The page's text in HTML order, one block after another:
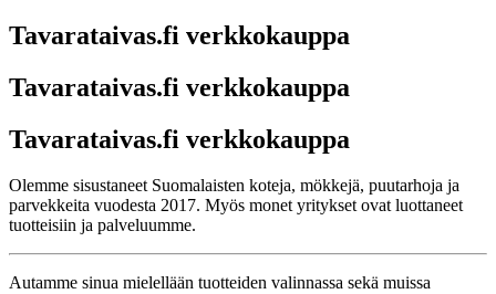
Tavarataivas.fi verkkokauppa
Tavarataivas.fi verkkokauppa
Tavarataivas.fi verkkokauppa
Olemme sisustaneet Suomalaisten koteja, mökkejä, puutarhoja ja
parvekkeita vuodesta 2017. Myös monet yritykset ovat luottaneet
tuotteisiin ja palveluumme.
Autamme sinua mielellään tuotteiden valinnassa sekä muissa